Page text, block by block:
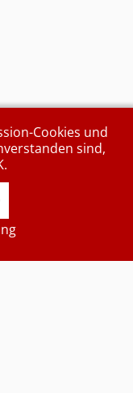
Cookies und
sind,